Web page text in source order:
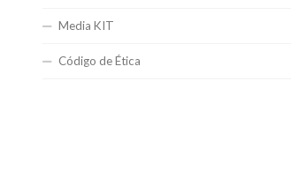
Media KIT
Código de Ética